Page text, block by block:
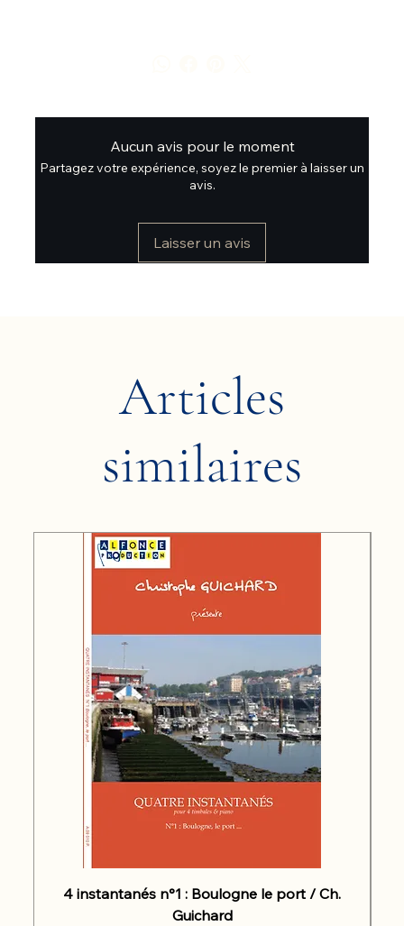
Aucun avis pour le moment
Partagez votre expérience, soyez le premier à laisser un
avis.
Laisser un avis
Articles
similaires
4 instantanés n°1 : Boulogne le port / Ch.
Guichard